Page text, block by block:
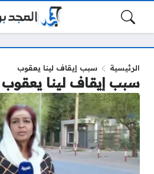
الرئيسية سبب إيقاف لينا يعقوب
سبب إيقاف لينا يعقوب